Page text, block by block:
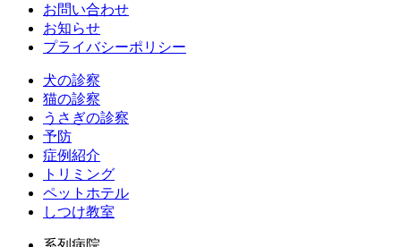
お問い合わせ
お知らせ
プライバシーポリシー
犬の診察
猫の診察
うさぎの診察
予防
症例紹介
トリミング
ペットホテル
しつけ教室